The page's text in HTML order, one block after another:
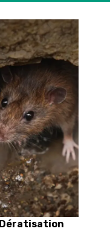
Dératisation